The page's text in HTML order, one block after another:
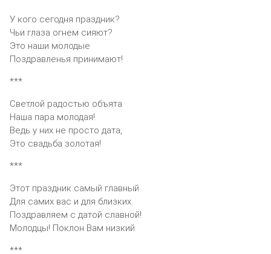
У кого сегодня праздник?
Чьи глаза огнем сияют?
Это наши молодые
Поздравленья принимают!
***
Светлой радостью объята
Наша пара молодая!
Ведь у них не просто дата,
Это свадьба золотая!
***
Этот праздник самый главный
Для самих вас и для близких.
Поздравляем с датой славной!
Молодцы! Поклон Вам низкий.
***